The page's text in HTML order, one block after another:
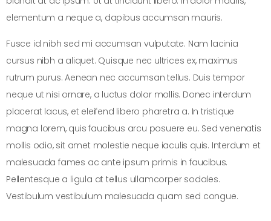
elementum a neque a, dapibus accumsan mauris.
Fusce id nibh sed mi accumsan vulputate. Nam lacinia
cursus nibh a aliquet. Quisque nec ultrices ex, maximus
rutrum purus. Aenean nec accumsan tellus. Duis tempor
neque ut nisi ornare, a luctus dolor mollis. Donec interdum
placerat lacus, et eleifend libero pharetra a. In tristique
magna lorem, quis faucibus arcu posuere eu. Sed venenatis
mollis odio, sit amet molestie neque iaculis quis. Interdum et
malesuada fames ac ante ipsum primis in faucibus.
Pellentesque a ligula at tellus ullamcorper sodales.
Vestibulum vestibulum malesuada quam sed congue.